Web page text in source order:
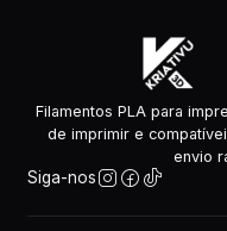
Filamentos PLA para
de imprimir e
envio
Siga-nos